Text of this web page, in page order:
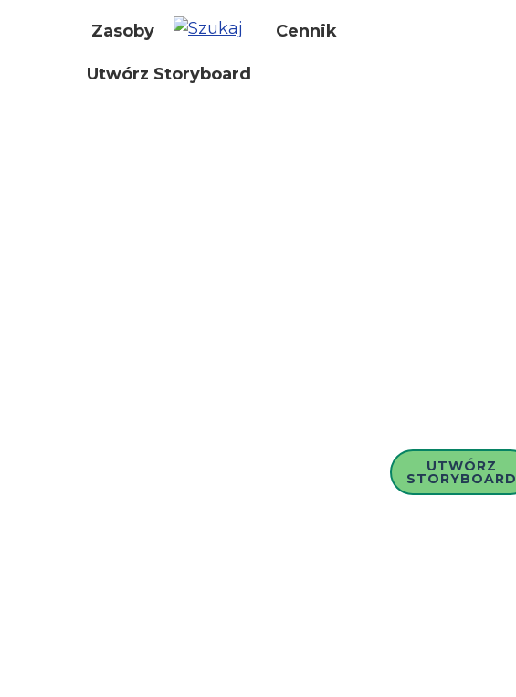
Zasoby Cennik
Utwórz Storyboard
UTWÓRZ
STORYBOARD